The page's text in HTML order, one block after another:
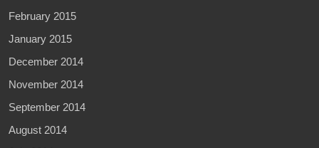
February 2015
January 2015
December 2014
November 2014
September 2014
August 2014